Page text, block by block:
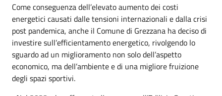
Come conseguenza dell’elevato aumento dei costi
energetici causati dalle tensioni internazionali e dalla crisi
post pandemica, anche il Comune di Grezzana ha deciso di
investire sull’efficientamento energetico, rivolgendo lo
sguardo ad un miglioramento non solo dell’aspetto
economico, ma dell’ambiente e di una migliore fruizione
degli spazi sportivi.